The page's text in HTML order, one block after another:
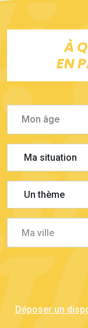
À
EN
Ma ville
Déposer un